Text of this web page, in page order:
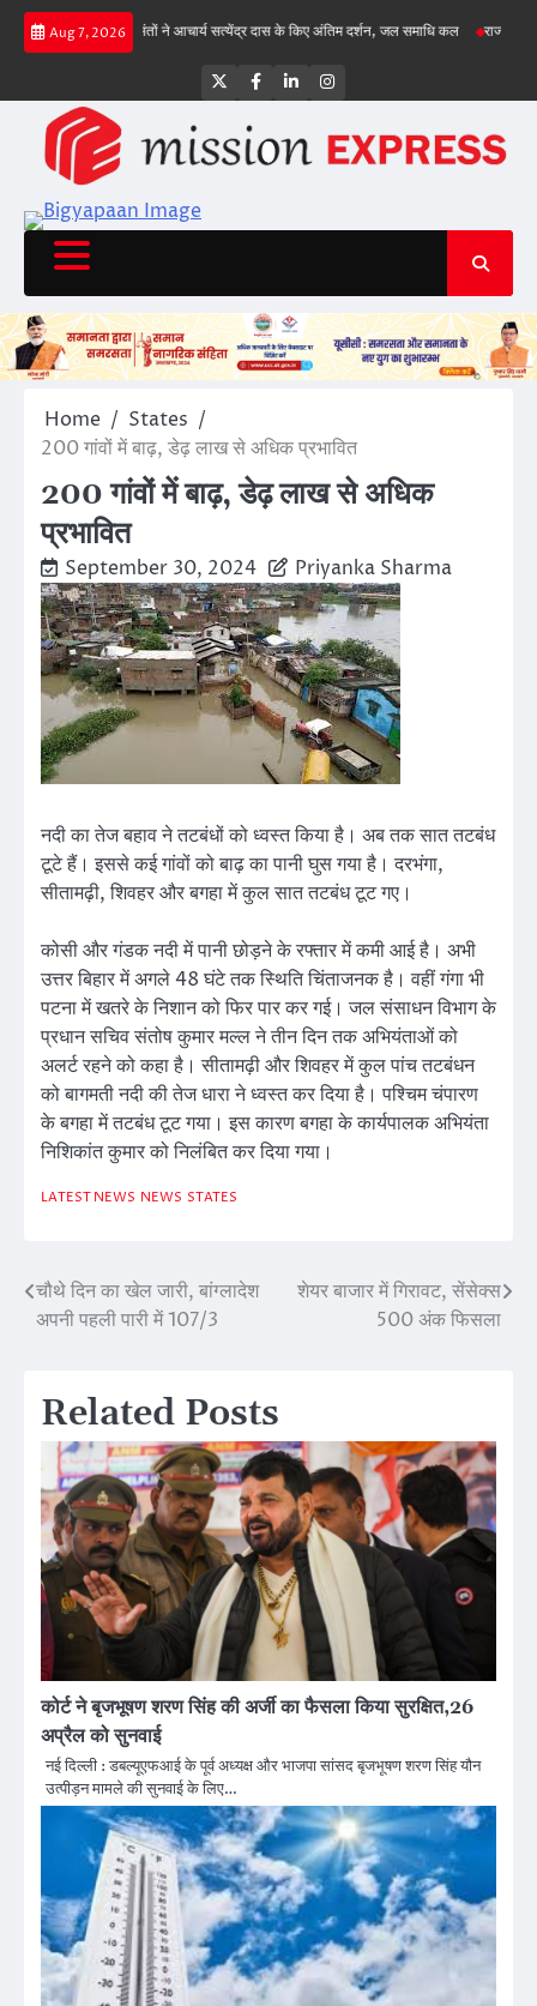
Skip
Aug 7, 2026
गिल क्रीज पर संतों ने आचार्य सत्येंद्र दास के किए अंतिम दर्शन, जल समाधि कल राज्य सड़क
Twitter
Facebook
LinkedInInstagram
Home
States
200 गांवों में बाढ़, डेढ़ लाख से अधिक प्रभावित
200 गांवों में बाढ़, डेढ़ लाख से अधिक
प्रभावित
September 30, 2024 Priyanka Sharma
नदी का तेज बहाव ने तटबंधों को ध्वस्त किया है। अब तक सात तटबंध
टूटे हैं। इससे कई गांवों को बाढ़ का पानी घुस गया है। दरभंगा,
सीतामढ़ी, शिवहर और बगहा में कुल सात तटबंध टूट गए।
कोसी और गंडक नदी में पानी छोड़ने के रफ्तार में कमी आई है। अभी
उत्तर बिहार में अगले 48 घंटे तक स्थिति चिंताजनक है। वहीं गंगा भी
पटना में खतरे के निशान को फिर पार कर गई। जल संसाधन विभाग के
प्रधान सचिव संतोष कुमार मल्ल ने तीन दिन तक अभियंताओं को
अलर्ट रहने को कहा है। सीतामढ़ी और शिवहर में कुल पांच तटबंधन
को बागमती नदी की तेज धारा ने ध्वस्त कर दिया है। पश्चिम चंपारण
के बगहा में तटबंध टूट गया। इस कारण बगहा के कार्यपालक अभियंता
निशिकांत कुमार को निलंबित कर दिया गया।
LATEST NEWS NEWS STATES
Post
चौथे दिन का खेल जारी, बांग्लादेश
अपनी पहली पारी में 107/3
शेयर बाजार में गिरावट, सेंसेक्स
500 अंक फिसला
Related Posts
कोर्ट ने बृजभूषण शरण सिंह की अर्जी का फैसला किया सुरक्षित,26
अप्रैल को सुनवाई
नई दिल्ली : डबल्यूएफआई के पूर्व अध्यक्ष और भाजपा सांसद बृजभूषण शरण सिंह यौन
उत्पीड़न मामले की सुनवाई के लिए…